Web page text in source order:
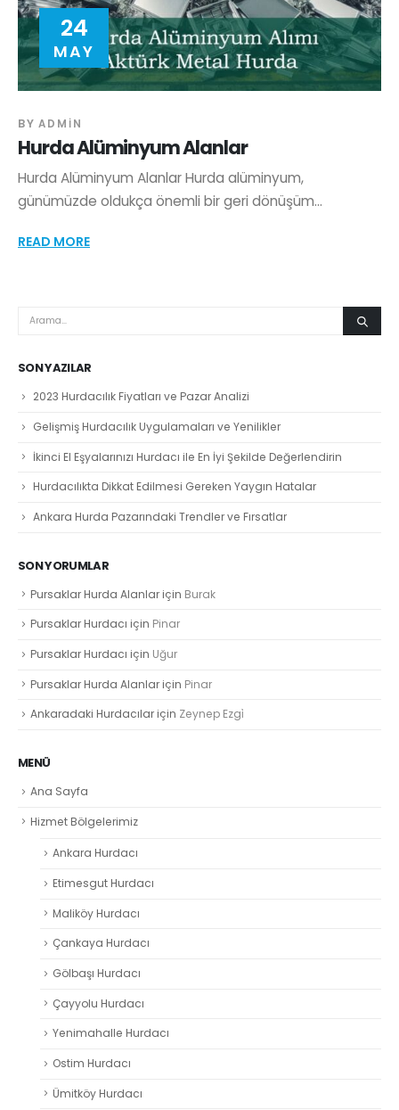
24
MAY
BY ADMIN
Hurda Alüminyum Alanlar
Hurda Alüminyum Alanlar Hurda alüminyum,
günümüzde oldukça önemli bir geri dönüşüm...
READ MORE
SON YAZILAR
2023 Hurdacılık Fiyatları ve Pazar Analizi
Gelişmiş Hurdacılık Uygulamaları ve Yenilikler
İkinci El Eşyalarınızı Hurdacı ile En İyi Şekilde Değerlendirin
Hurdacılıkta Dikkat Edilmesi Gereken Yaygın Hatalar
Ankara Hurda Pazarındaki Trendler ve Fırsatlar
SON YORUMLAR
Pursaklar Hurda Alanlariçin Burak
Pursaklar Hurdacı için Pinar
Pursaklar Hurdacı için Uğur
Pursaklar Hurda Alanlariçin Pinar
Ankaradaki Hurdacılariçin Zeynep Ezgi̇
MENÜ
Ana Sayfa
Hizmet Bölgelerimiz
Ankara Hurdacı
Etimesgut Hurdacı
Maliköy Hurdacı
Çankaya Hurdacı
Gölbaşı Hurdacı
Çayyolu Hurdacı
Yenimahalle Hurdacı
Ostim Hurdacı
Ümitköy Hurdacı